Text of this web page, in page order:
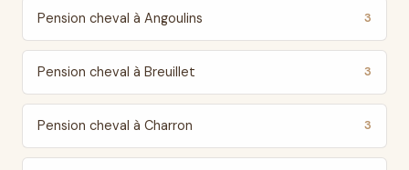
Pension cheval à Angoulins 3
Pension cheval à Breuillet 3
Pension cheval à Charron 3